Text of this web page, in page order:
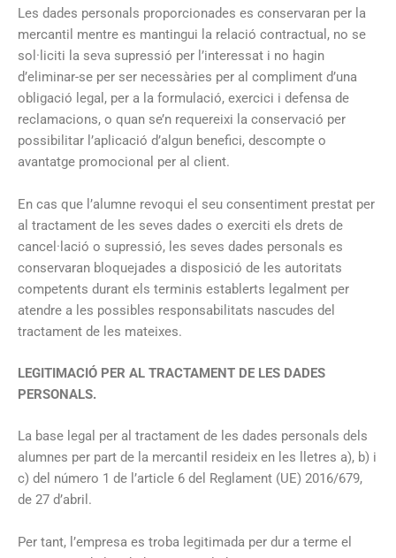
Les dades personals proporcionades es conservaran per la
mercantil mentre es mantingui la relació contractual, no se
sol·liciti la seva supressió per l’interessat i no hagin
d’eliminar-se per ser necessàries per al compliment d’una
obligació legal, per a la formulació, exercici i defensa de
reclamacions, o quan se’n requereixi la conservació per
possibilitar l’aplicació d’algun benefici, descompte o
avantatge promocional per al client.
En cas que l’alumne revoqui el seu consentiment prestat per
al tractament de les seves dades o exerciti els drets de
cancel·lació o supressió, les seves dades personals es
conservaran bloquejades a disposició de les autoritats
competents durant els terminis establerts legalment per
atendre a les possibles responsabilitats nascudes del
tractament de les mateixes.
LEGITIMACIÓ PER AL TRACTAMENT DE LES DADES
PERSONALS.
La base legal per al tractament de les dades personals dels
alumnes per part de la mercantil resideix en les lletres a), b) i
c) del número 1 de l’article 6 del Reglament (UE) 2016/679,
de 27 d’abril.
Per tant, l’empresa es troba legitimada per dur a terme el